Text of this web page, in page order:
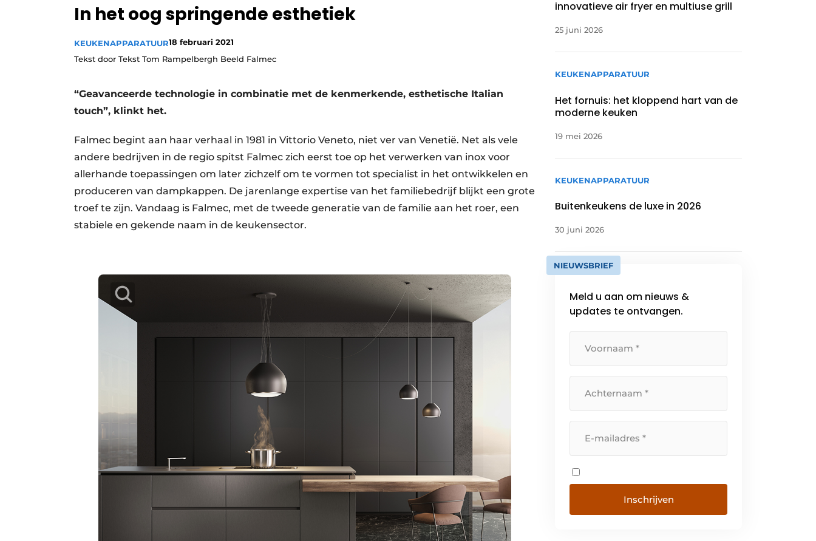
Vacature aanmelden
In het oog springende esthetiek
KEUKENAPPARATUUR18 februari 2021
Tekst door Tekst Tom Rampelbergh Beeld Falmec
“Geavanceerde technologie in combinatie met de kenmerkende, esthetische Italian
touch”, klinkt het.
Falmec begint aan haar verhaal in 1981 in Vittorio Veneto, niet ver van Venetië. Net als vele
andere bedrijven in de regio spitst Falmec zich eerst toe op het verwerken van inox voor
allerhande toepassingen om later zichzelf om te vormen tot specialist in het ontwikkelen en
produceren van dampkappen. De jarenlange expertise van het familiebedrijf blijkt een grote
troef te zijn. Vandaag is Falmec, met de tweede generatie van de familie aan het roer, een
stabiele en gekende naam in de keukensector.
innovatieve air fryer en multiuse grill
25 juni 2026
KEUKENAPPARATUUR
Het fornuis: het kloppend hart van de
moderne keuken
19 mei 2026
KEUKENAPPARATUUR
Buitenkeukens de luxe in 2026
30 juni 2026
NIEUWSBRIEF
Meld u aan om nieuws &
updates te ontvangen.